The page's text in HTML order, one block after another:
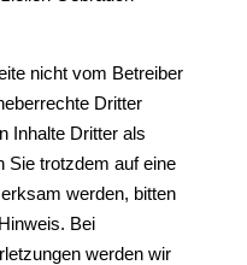
nicht vom Betreiber
Dritter
Inhalte Dritter als
Sie trotzdem auf eine
werden, bitten
Bei
werden wir